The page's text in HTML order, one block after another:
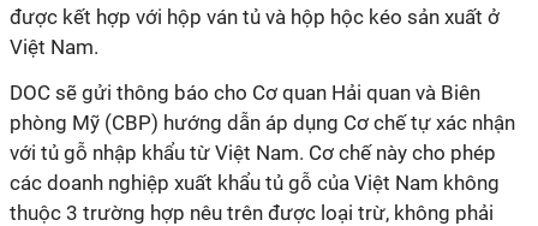
được kết hợp với hộp ván tủ và hộp hộc kéo sản xuất ở
Việt Nam.
DOC sẽ gửi thông báo cho Cơ quan Hải quan và Biên
phòng Mỹ (CBP) hướng dẫn áp dụng Cơ chế tự xác nhận
với tủ gỗ nhập khẩu từ Việt Nam. Cơ chế này cho phép
các doanh nghiệp xuất khẩu tủ gỗ của Việt Nam không
thuộc 3 trường hợp nêu trên được loại trừ, không phải